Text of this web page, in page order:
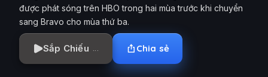
được phát sóng trên HBO trong hai mùa trước khi chuyển
sang Bravo cho mùa thứ ba.
Sắp Chiếu Chia sẻ